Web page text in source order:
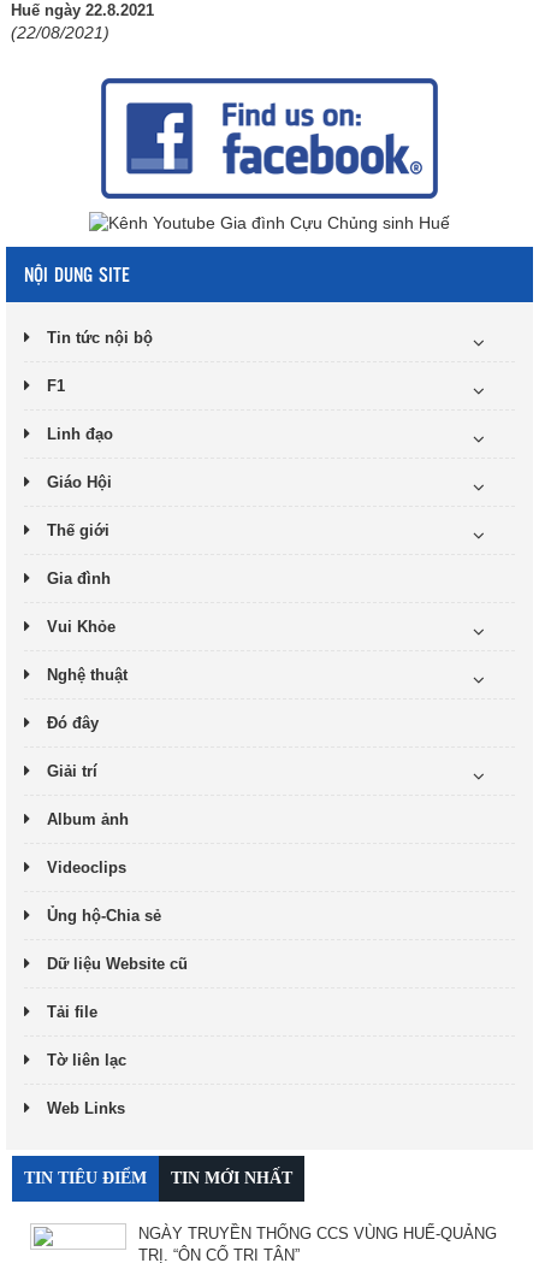
Huế ngày 22.8.2021
(22/08/2021)
NỘI DUNG SITE
Tin tức nội bộ
F1
Linh đạo
Giáo Hội
Thế giới
Gia đình
Vui Khỏe
Nghệ thuật
Đó đây
Giải trí
Album ảnh
Videoclips
Ủng hộ-Chia sẻ
Dữ liệu Website cũ
Tải file
Tờ liên lạc
Web Links
TIN TIÊU ĐIỂM TIN MỚI NHẤT
NGÀY TRUYỀN THỐNG CCS VÙNG HUẾ-QUẢNG
TRỊ. “ÔN CỐ TRI TÂN”